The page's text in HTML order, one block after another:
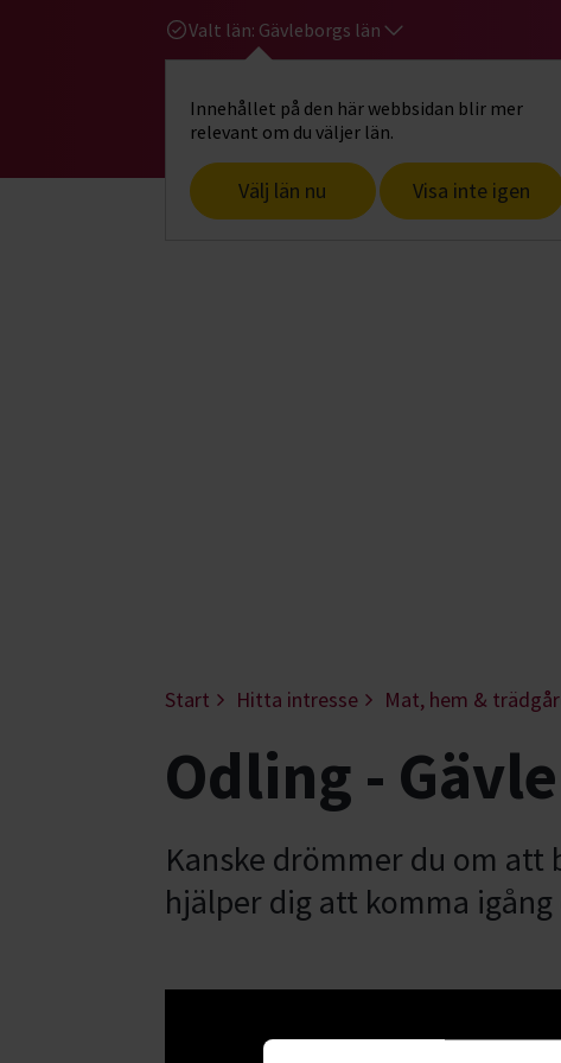
Valt län: Gävleborgs län
Innehållet på den här webbsidan blir mer
relevant om du väljer län.
Välj län nu Visa inte igen
Gå till studiefrämjandets startsida
Start Hitta intresse Mat, hem &
Odling -
Kanske drömmer du om att
hjälper dig att komma